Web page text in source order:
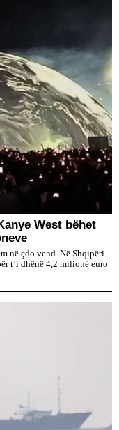
West bëhet
në çdo vend. Në Shqipëri
t’i dhënë 4,2 milionë euro